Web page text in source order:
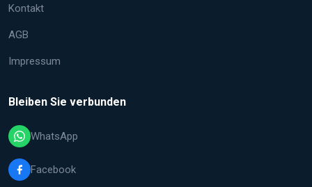
Kontakt
AGB
Impressum
Bleiben Sie verbunden
WhatsApp
Facebook